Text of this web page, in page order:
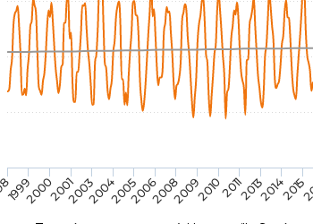
2014
199920002001200320042005200620082009201020112013 2015